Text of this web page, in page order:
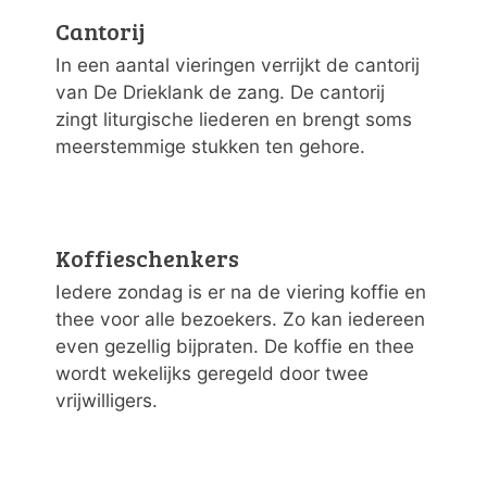
Cantorij
In een aantal vieringen verrijkt de cantorij
van De Drieklank de zang. De cantorij
zingt liturgische liederen en brengt soms
meerstemmige stukken ten gehore.
Koffieschenkers
Iedere zondag is er na de viering koffie en
thee voor alle bezoekers. Zo kan iedereen
even gezellig bijpraten. De koffie en thee
wordt wekelijks geregeld door twee
vrijwilligers.